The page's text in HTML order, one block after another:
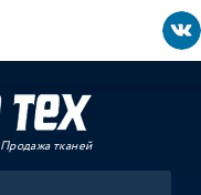
Продажа тканей